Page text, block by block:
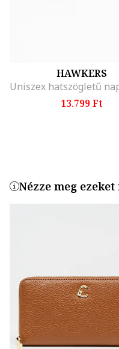
HAWKERS
13.799 Ft
Nézze meg ezeket